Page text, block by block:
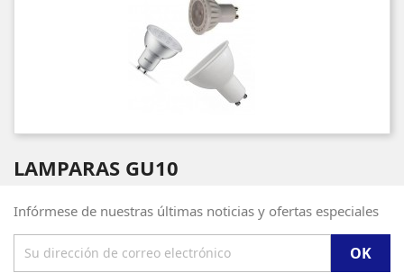
LAMPARAS GU10
Infórmese de nuestras últimas noticias y ofertas especiales